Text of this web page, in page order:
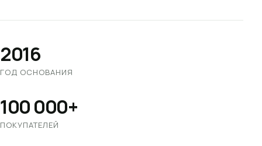
2016
ГОД ОСНОВАНИЯ
100 000+
ПОКУПАТЕЛЕЙ